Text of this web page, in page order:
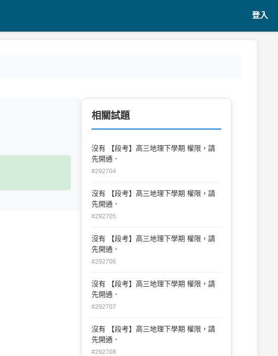
登入
相關試題
沒有 【段考】高三地理下學期 權限，請
先開通．
#292704
沒有 【段考】高三地理下學期 權限，請
先開通．
#292705
沒有 【段考】高三地理下學期 權限，請
先開通．
#292706
沒有 【段考】高三地理下學期 權限，請
先開通．
#292707
沒有 【段考】高三地理下學期 權限，請
先開通．
#292708